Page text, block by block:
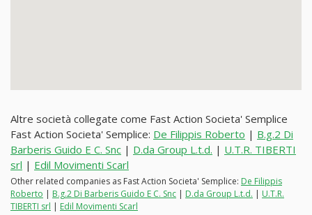
Altre società collegate come Fast Action Societa' Semplice
Fast Action Societa' Semplice: De Filippis Roberto | B.g.2 Di
Barberis Guido E C. Snc | D.da Group L.t.d. | U.T.R. TIBERTI
srl | Edil Movimenti Scarl
Other related companies as Fast Action Societa' Semplice: De Filippis
Roberto | B.g.2 Di Barberis Guido E C. Snc | D.da Group L.t.d. | U.T.R.
TIBERTI srl | Edil Movimenti Scarl